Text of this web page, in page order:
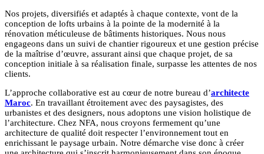
Nos projets, diversifiés et adaptés à chaque contexte, vont de la
conception de lofts urbains à la pointe de la modernité à la
rénovation méticuleuse de bâtiments historiques. Nous nous
engageons dans un suivi de chantier rigoureux et une gestion précise
de la maîtrise d’œuvre, assurant ainsi que chaque projet, de sa
conception initiale à sa réalisation finale, surpasse les attentes de nos
clients.
L’approche collaborative est au cœur de notre bureau d’architecte
Maroc. En travaillant étroitement avec des paysagistes, des
urbanistes et des designers, nous adoptons une vision holistique de
l’architecture. Chez NFA, nous croyons fermement qu’une
architecture de qualité doit respecter l’environnement tout en
enrichissant le paysage urbain. Notre démarche vise donc à créer